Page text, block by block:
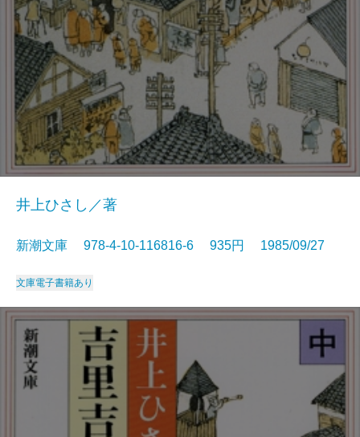
井上ひさし／著
新潮文庫 978-4-10-116816-6 935円 1985/09/27
文庫電子書籍あり